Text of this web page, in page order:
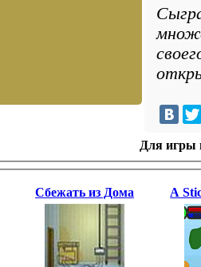
Для игры
Сбежать из Дома A